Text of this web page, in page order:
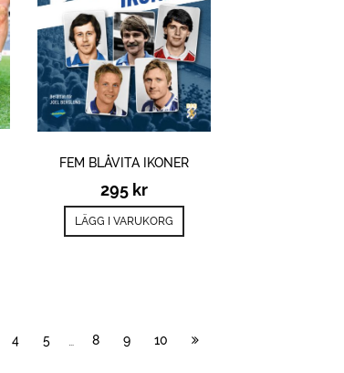
FEM BLÅVITA IKONER
295 kr
LÄGG I VARUKORG
4 5 … 8 9 10